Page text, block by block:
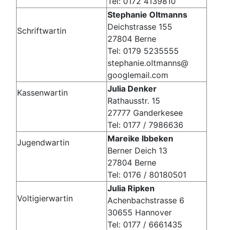
Schriftwartin
Stephanie Oltmanns
Deichstrasse 155
27804 Berne
Tel: 0179 5235555
stephanie.oltmanns@
googlemail.com
Kassenwartin
Julia Denker
Rathausstr. 15
27777 Ganderkesee
Tel: 0177 / 7986636
Jugendwartin
Mareike Ibbeken
Berner Deich 13
27804 Berne
Tel: 0176 / 80180501
Voltigierwartin
Julia Ripken
Achenbachstrasse 6
30655 Hannover
Tel: 0177 / 6661435